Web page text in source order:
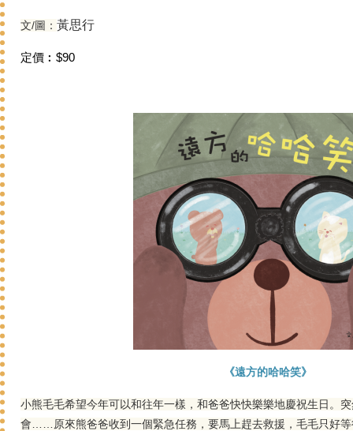
文/圖： 黃思行
定價︰$90
《遠方的哈哈笑》
小熊毛毛希望今年可以和往年一樣，和爸爸快快樂樂地慶祝生日。
會……原來熊爸爸收到一個緊急任務，要馬上趕去救援，毛毛只好